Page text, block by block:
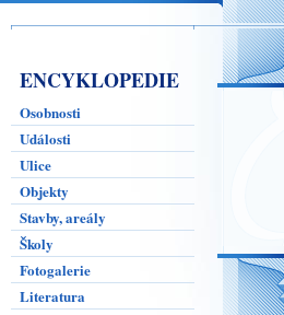
ENCYKLOPEDIE
Osobnosti
Události
Ulice
Objekty
Stavby, areály
Školy
Fotogalerie
Literatura